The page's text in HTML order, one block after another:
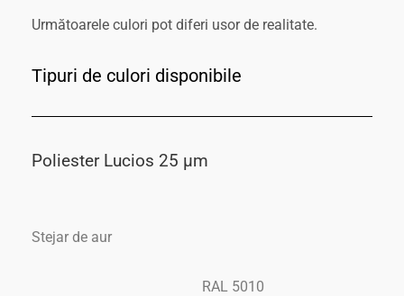
Următoarele culori pot diferi usor de realitate.
Tipuri de culori disponibile
Poliester Lucios 25 μm
Stejar de aur
RAL 5010